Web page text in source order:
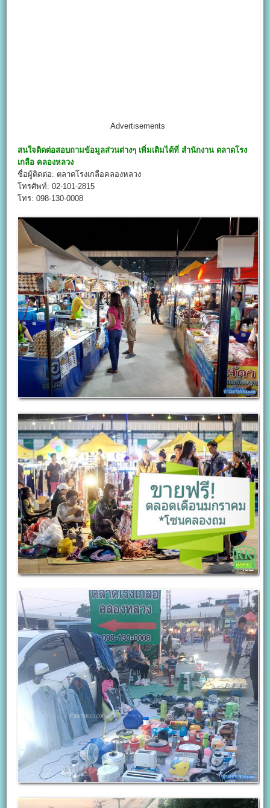
Advertisements
สนใจติดต่อสอบถามข้อมูลส่วนต่างๆ เพิ่มเติมได้ที่ สำนักงาน ตลาดโรง
เกลือ คลองหลวง
ชื่อผู้ติดต่อ: ตลาดโรงเกลือคลองหลวง
โทรศัพท์: 02-101-2815
โทร: 098-130-0008